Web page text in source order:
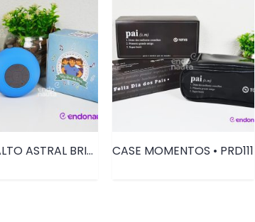
CAIXA ALTO ASTRAL BRINDE DIA DOS PAIS • PRD124 CASE MOMENTOS • PRD111